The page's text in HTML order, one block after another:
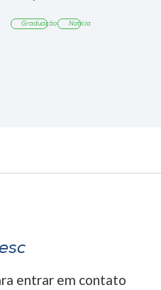
Graduação Notícia
entrar em contato